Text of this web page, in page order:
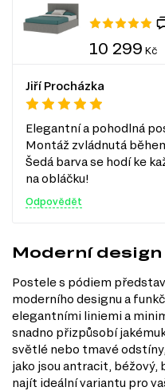
10 299 Kč
Jiří Procházka
Elegantní a pohodlná
Montáž zvládnutá
Šedá barva se hodí ke
na obláčku!
Odpovědět
Moderní
Postele s pódiem
moderního designu a
elegantními liniemi a
snadno přizpůsobí
světlé nebo tmavé
jako jsou antracit, béžový,
najít ideální variantu pro